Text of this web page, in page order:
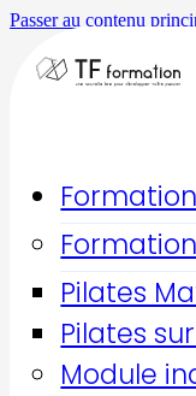
Passer au contenu
Pilates
Pilates
Module
Accueil Nous
Nous
Pour